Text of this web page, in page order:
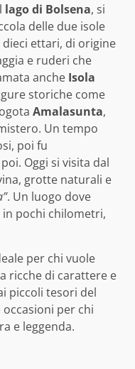
lago di Bolsena, si
delle due isole
dieci ettari, di origine
e ruderi che
anche Isola
storiche come
Amalasunta,
Un tempo
poi fu
Oggi si visita dal
grotte naturali e
. Un luogo dove
pochi chilometri,
per chi vuole
ricche di carattere e
piccoli tesori del
per chi
e leggenda.